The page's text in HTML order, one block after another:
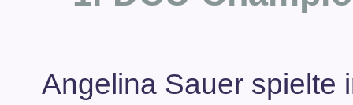
Angelina Sauer spielte